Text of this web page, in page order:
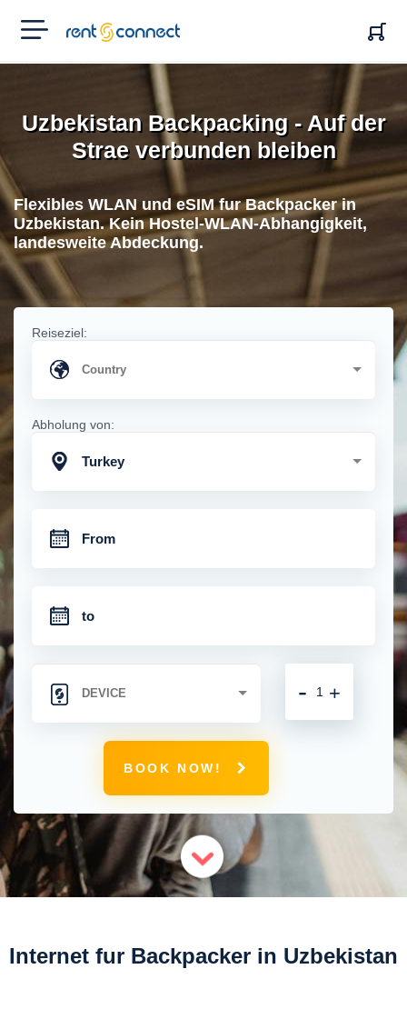
RENT'N
CONNECT
Uzbekistan Backpacking - Auf der
Strae verbunden bleiben
Flexibles WLAN und eSIM fur Backpacker in
Uzbekistan. Kein Hostel-WLAN-Abhangigkeit,
landesweite Abdeckung.
Reiseziel:
Abholung von:
Turkey
+
-
BOOK NOW!
Internet fur Backpacker in Uzbekistan